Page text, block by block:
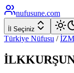
nufusune.com
İl Seçiniz
Türkiye Nüfusu /